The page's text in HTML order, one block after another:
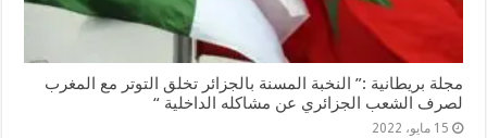
مجلة بريطانية :” النخبة المسنة بالجزائر تخلق التوتر مع المغرب
لصرف الشعب الجزائري عن مشاكله الداخلية “
15 مايو، 2022